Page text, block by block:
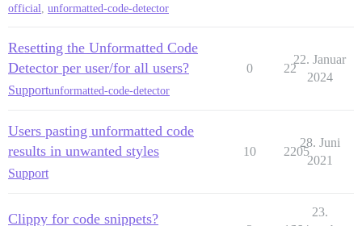
official, unformatted-code-detector
Resetting the Unformatted Code
Detector per user/for all users?
Supportunformatted-code-detector
0 22
22. Januar
2024
Users pasting unformatted code
results in unwanted styles
Support
10 2205
28. Juni
2021
Clippy for code snippets?
23.